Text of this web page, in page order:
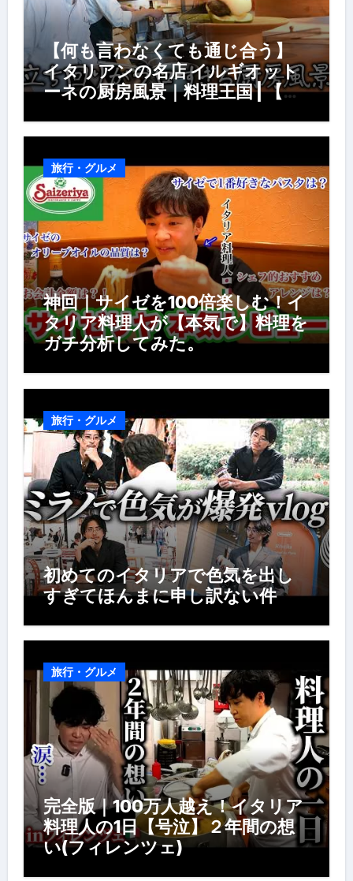
【何も言わなくても通じ合う】
イタリアンの名店 イルギオット
ーネの厨房風景｜料理王国 | 【厨
風景】
旅行・グルメ
神回｜サイゼを100倍楽しむ！イ
タリア料理人が【本気で】料理を
ガチ分析してみた。
旅行・グルメ
初めてのイタリアで色気を出し
すぎてほんまに申し訳ない件
旅行・グルメ
完全版｜100万人越え！イタリア
料理人の1日【号泣】２年間の想
い(フィレンツェ)